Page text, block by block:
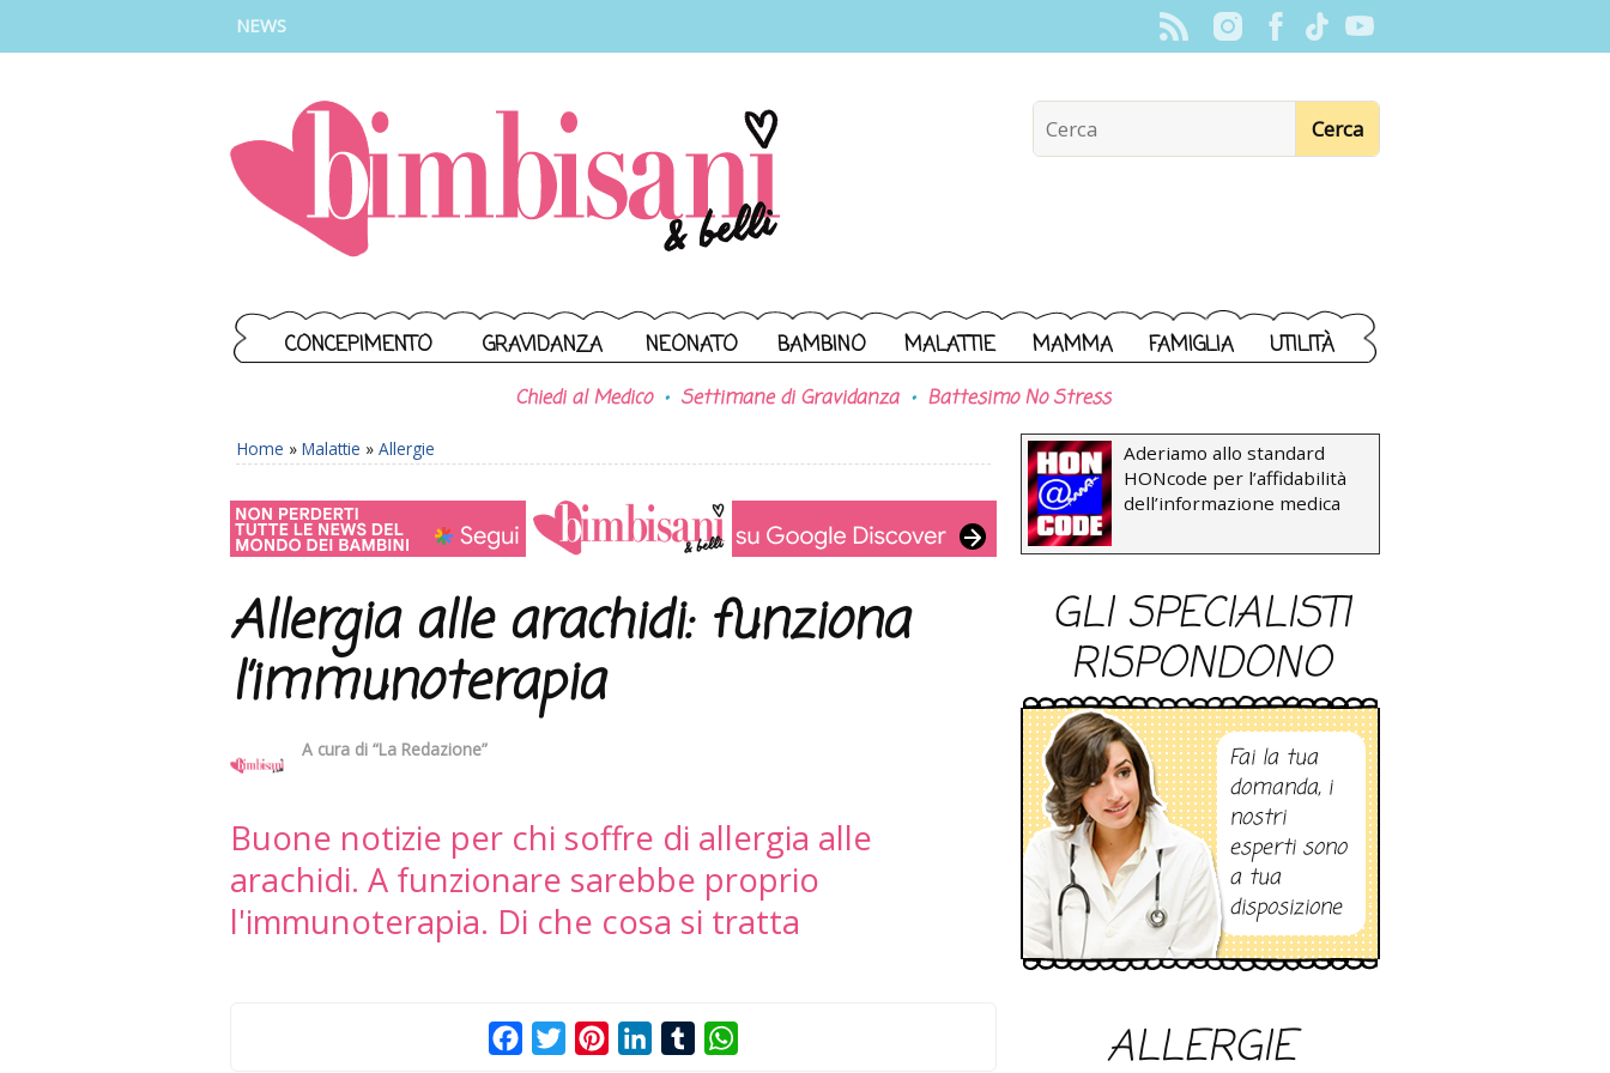
NEWS
CONCEPIMENTO GRAVIDANZA NEONATO BAMBINO MALATTIE MAMMA FAMIGLIA UTILITÀ
Chiedi al Medico Settimane di Gravidanza Battesimo No Stress
Home » Malattie » Allergie
Allergia alle arachidi: funziona
l’immunoterapia
A cura di “La Redazione”
Buone notizie per chi soffre di allergia alle
arachidi. A funzionare sarebbe proprio
l'immunoterapia. Di che cosa si tratta
FacebookTwitterPinterestLinkedInTumblr
Aderiamo allo standard
HONcode per l’affidabilità
dell’informazione medica
GLI SPECIALISTI
RISPONDONO
Fai la tua
domanda, i
nostri
esperti sono
a tua
disposizione
ALLERGIE